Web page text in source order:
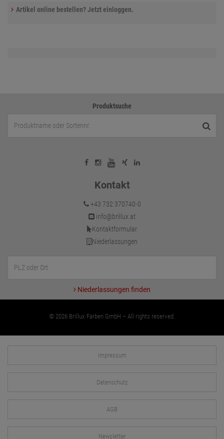
Artikel online bestellen? Jetzt einloggen.
Produktsuche
Kontakt
+43 732 370740-0
info@brillux.at
Kontaktformular
Niederlassungen
Niederlassungen finden
© 2026 Brillux Farben GmbH – All rights reserved.
Impressum
Datenschutz
AGB
Newsletter